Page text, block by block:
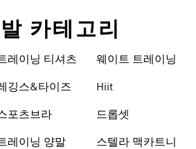
카테고리
레이닝 티셔츠
깅스&타이즈
포츠브라
레이닝 양말
웨이트 트레이닝
Hiit
드롭셋
스텔라 맥카트니